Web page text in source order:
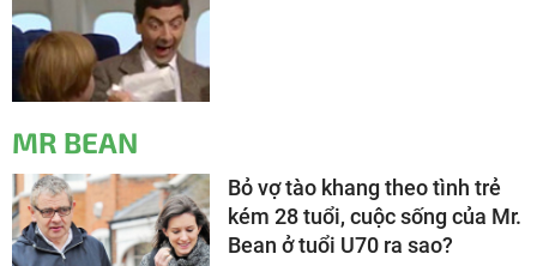
MR BEAN
Bỏ vợ tào khang theo tình trẻ
kém 28 tuổi, cuộc sống của Mr.
Bean ở tuổi U70 ra sao?